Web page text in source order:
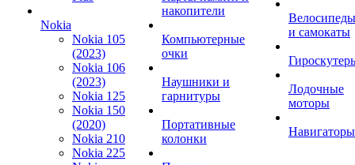
Nokia
Nokia 105
(2023)
Nokia 106
(2023)
Nokia 125
Nokia 150
(2020)
Nokia 210
Nokia 225
накопители
Компьютерные
очки
Наушники и
гарнитуры
Портативные
колонки
Велосипеды
и самокаты
Лодочные
моторы
Навигаторы